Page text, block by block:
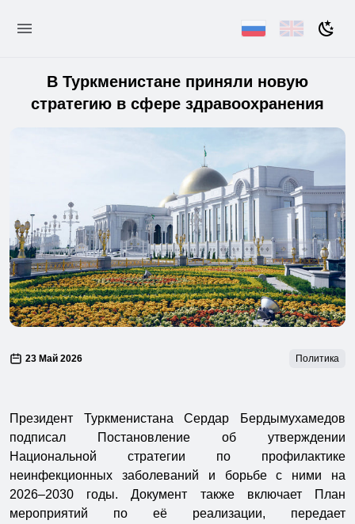
В Туркменистане приняли новую
стратегию в сфере здравоохранения
23 Май 2026 Политика
Президент Туркменистана Сердар Бердымухамедов
подписал Постановление об утверждении
Национальной стратегии по профилактике
неинфекционных заболеваний и борьбе с ними на
2026–2030 годы. Документ также включает План
мероприятий по её реализации, передает